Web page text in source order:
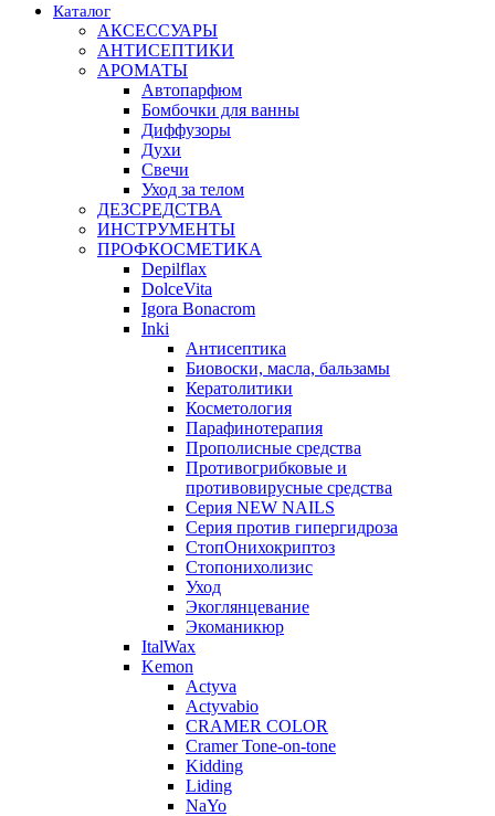
Каталог
АКСЕССУАРЫ
АНТИСЕПТИКИ
АРОМАТЫ
Автопарфюм
Бомбочки для ванны
Диффузоры
Духи
Свечи
Уход за телом
ДЕЗСРЕДСТВА
ИНСТРУМЕНТЫ
ПРОФКОСМЕТИКА
Depilflax
DolceVita
Igora Bonacrom
Inki
Антисептика
Биовоски, масла, бальзамы
Кератолитики
Косметология
Парафинотерапия
Прополисные средства
Противогрибковые и
противовирусные средства
Серия NEW NAILS
Серия против гипергидроза
СтопОнихокриптоз
Стопонихолизис
Уход
Экоглянцевание
Экоманикюр
ItalWax
Kemon
Actyva
Actyvabio
CRAMER COLOR
Cramer Tone-on-tone
Kidding
Liding
NaYo